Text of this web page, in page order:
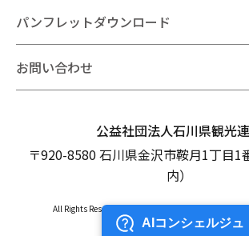
パンフレットダウンロード
お問い合わせ
公益社団法人石川県観光
〒920-8580 石川県金沢市鞍月1丁目1
内）
All Rights Reserved Copyright © Ishikawa Prefectural